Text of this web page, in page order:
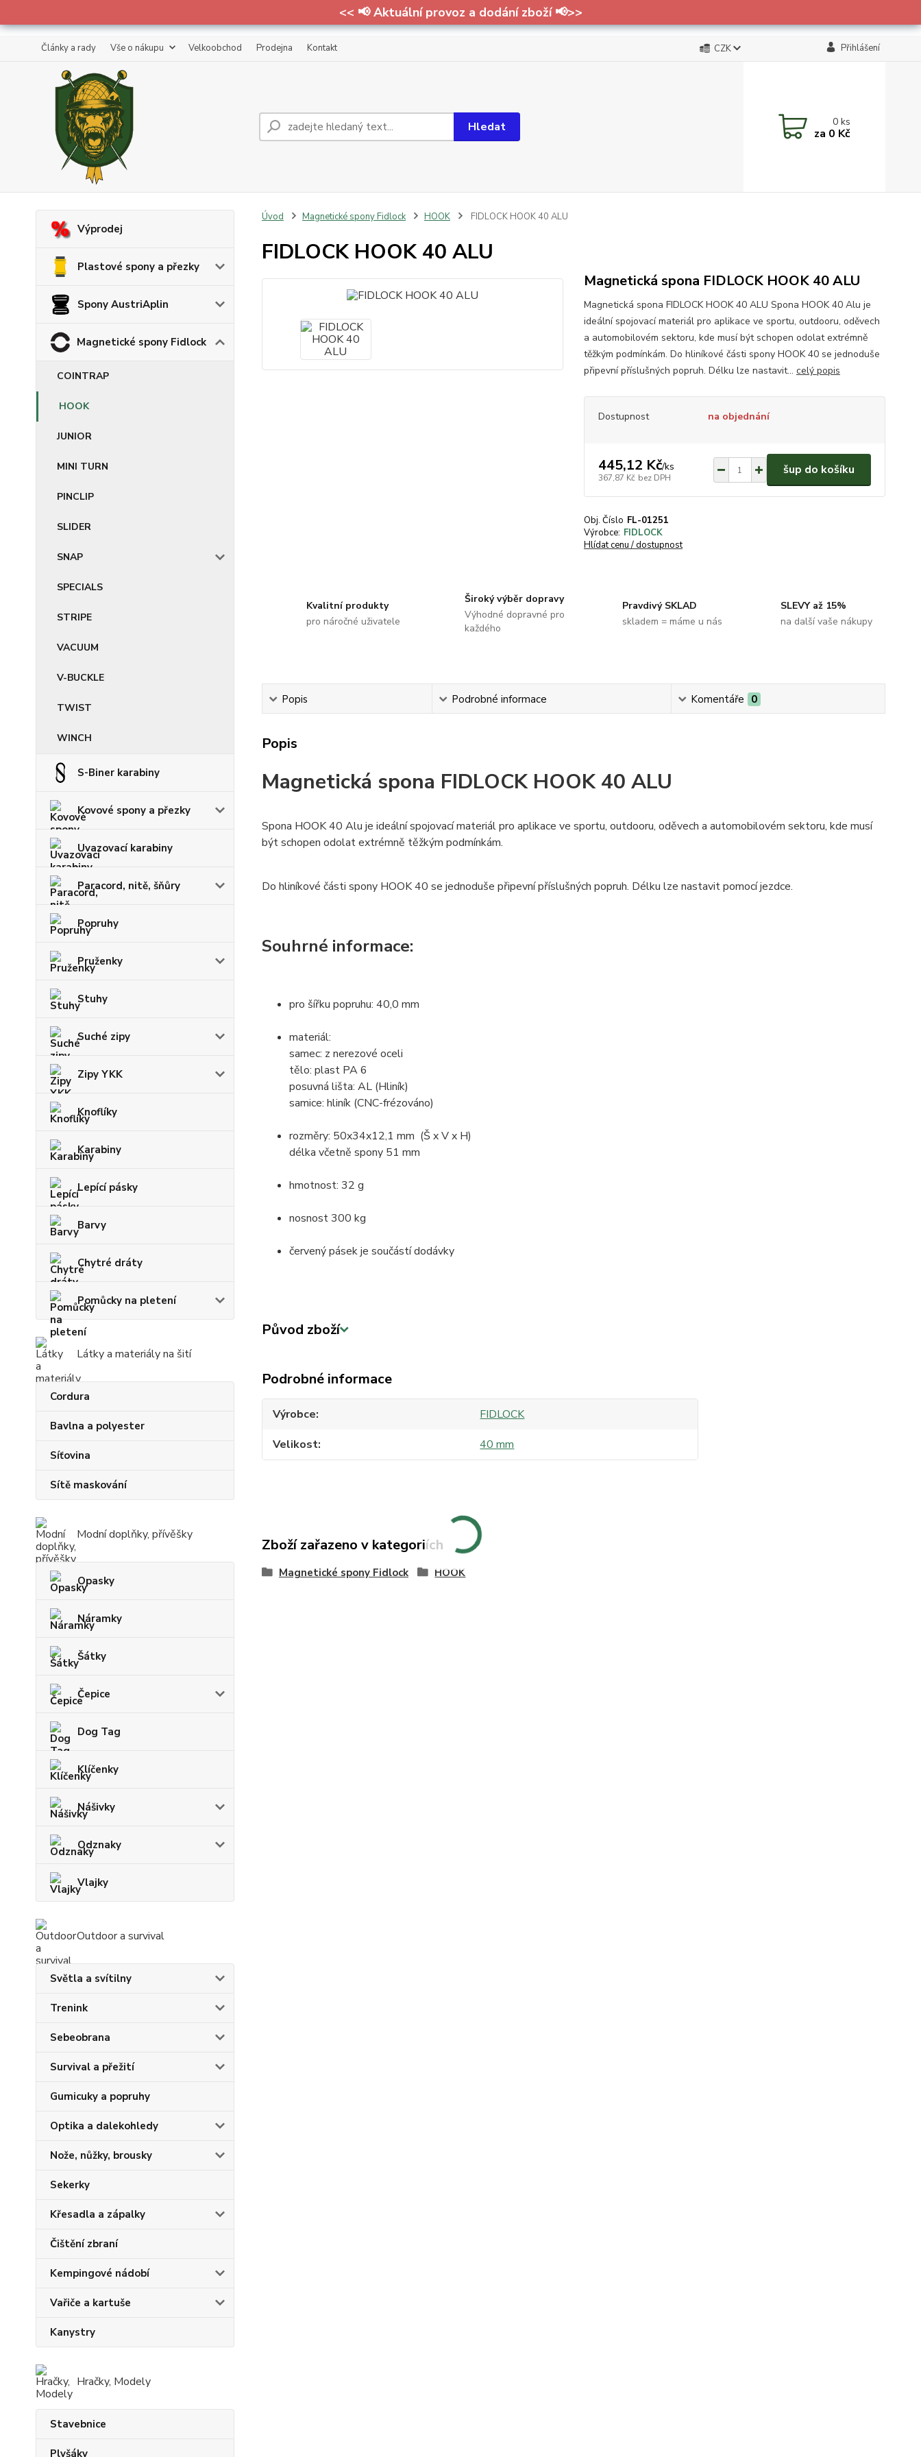
<< 📢 Aktuální provoz a dodání zboží 📢>>
Články a rady Vše o nákupu Velkoobchod Prodejna Kontakt CZK Přihlášení
Hledat 0ks
za 0 Kč
Výprodej
Plastové spony a přezky
Spony AustriAplin
Magnetické spony Fidlock
COINTRAP
HOOK
JUNIOR
MINI TURN
PINCLIP
SLIDER
SNAP
SPECIALS
STRIPE
VACUUM
V-BUCKLE
TWIST
WINCH
S-Biner karabiny
Kovové spony a přezky
Uvazovací karabiny
Paracord, nitě, šňůry
Popruhy
Pruženky
Stuhy
Suché zipy
Zipy YKK
Knoflíky
Karabiny
Lepící pásky
Barvy
Chytré dráty
Pomůcky na pletení
Látky a materiály na šití
Cordura
Bavlna a polyester
Síťovina
Sítě maskování
Modní doplňky, přívěšky
Opasky
Náramky
Šátky
Čepice
Dog Tag
Klíčenky
Nášivky
Odznaky
Vlajky
Outdoor a survival
Světla a svítilny
Trenink
Sebeobrana
Survival a přežití
Gumicuky a popruhy
Optika a dalekohledy
Nože, nůžky, brousky
Sekerky
Křesadla a zápalky
Čištění zbraní
Kempingové nádobí
Vařiče a kartuše
Kanystry
Hračky, Modely
Stavebnice
Plyšáky
Úvod Magnetické spony Fidlock HOOK FIDLOCK HOOK 40 ALU
FIDLOCK HOOK 40 ALU
Magnetická spona FIDLOCK HOOK 40 ALU
Magnetická spona FIDLOCK HOOK 40 ALU Spona HOOK 40 Alu je
ideální spojovací materiál pro aplikace ve sportu, outdooru, oděvech
a automobilovém sektoru, kde musí být schopen odolat extrémně
těžkým podmínkám. Do hliníkové části spony HOOK 40 se jednoduše
připevní příslušných popruh. Délku lze nastavit... celý popis
Dostupnost na objednání
445,12 Kč/ks
367,87 Kč bez DPH
šup do košíku
Obj. Číslo FL-01251
Výrobce: FIDLOCK
Hlídat cenu / dostupnost
Kvalitní produkty
pro náročné uživatele
Široký výběr dopravy
Výhodné dopravné pro
každého
Pravdivý SKLAD
skladem = máme u nás
SLEVY až 15%
na další vaše nákupy
Popis Podrobné informace Komentáře 0
Popis
Magnetická spona FIDLOCK HOOK 40 ALU
Spona HOOK 40 Alu je ideální spojovací materiál pro aplikace ve sportu, outdooru, oděvech a automobilovém sektoru, kde musí
být schopen odolat extrémně těžkým podmínkám.
Do hliníkové části spony HOOK 40 se jednoduše připevní příslušných popruh. Délku lze nastavit pomocí jezdce.
Souhrné informace:
pro šířku popruhu: 40,0 mm
materiál:
samec: z nerezové oceli
tělo: plast PA 6
posuvná lišta: AL (Hliník)
samice: hliník (CNC-frézováno)
rozměry: 50x34x12,1 mm (Š x V x H)
délka včetně spony 51 mm
hmotnost: 32 g
nosnost 300 kg
červený pásek je součástí dodávky
Původ zboží
Podrobné informace
Výrobce
FIDLOCK
Velikost
40 mm
Zboží zařazeno v kategoriích
Magnetické spony Fidlock HOOK